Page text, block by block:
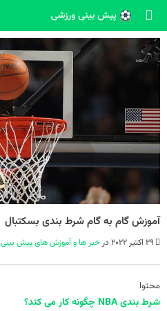
آموزش گام به گام شرط بندی بسکتبال
29 اکتبر 2022 در خبر ها و آموزش های پیش بینی
محتوا
شرط بندی NBA چگونه کار می کند؟